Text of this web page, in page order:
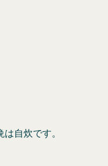
自炊です。